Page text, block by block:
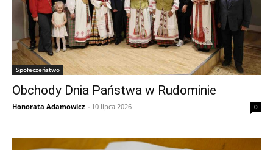
Społeczeństwo
Obchody Dnia Państwa w Rudominie
Honorata Adamowicz - 10 lipca 2026 0